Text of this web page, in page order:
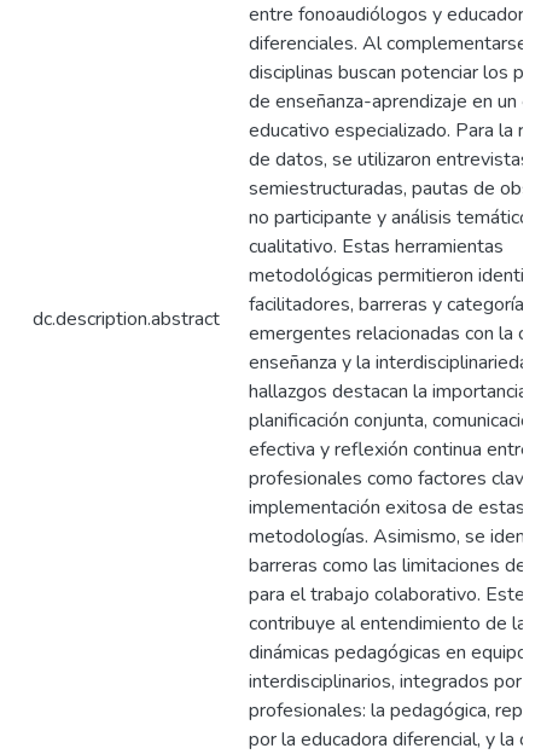
dc.description.abstract
entre fonoaudiólogos y
diferenciales. Al complementarse,
disciplinas buscan potenciar los
de enseñanza-aprendizaje en un
educativo especializado. Para la
de datos, se utilizaron entrevistas
semiestructuradas, pautas de
no participante y análisis temático
cualitativo. Estas herramientas
metodológicas permitieron
facilitadores, barreras y categorías
emergentes relacionadas con la
enseñanza y la
hallazgos destacan la importancia
planificación conjunta, comunicación
efectiva y reflexión continua entre
profesionales como factores clave
implementación exitosa de estas
metodologías. Asimismo, se
barreras como las limitaciones de
para el trabajo colaborativo. Este
contribuye al entendimiento de las
dinámicas pedagógicas en equipos
interdisciplinarios, integrados por
profesionales: la pedagógica,
por la educadora diferencial, y la